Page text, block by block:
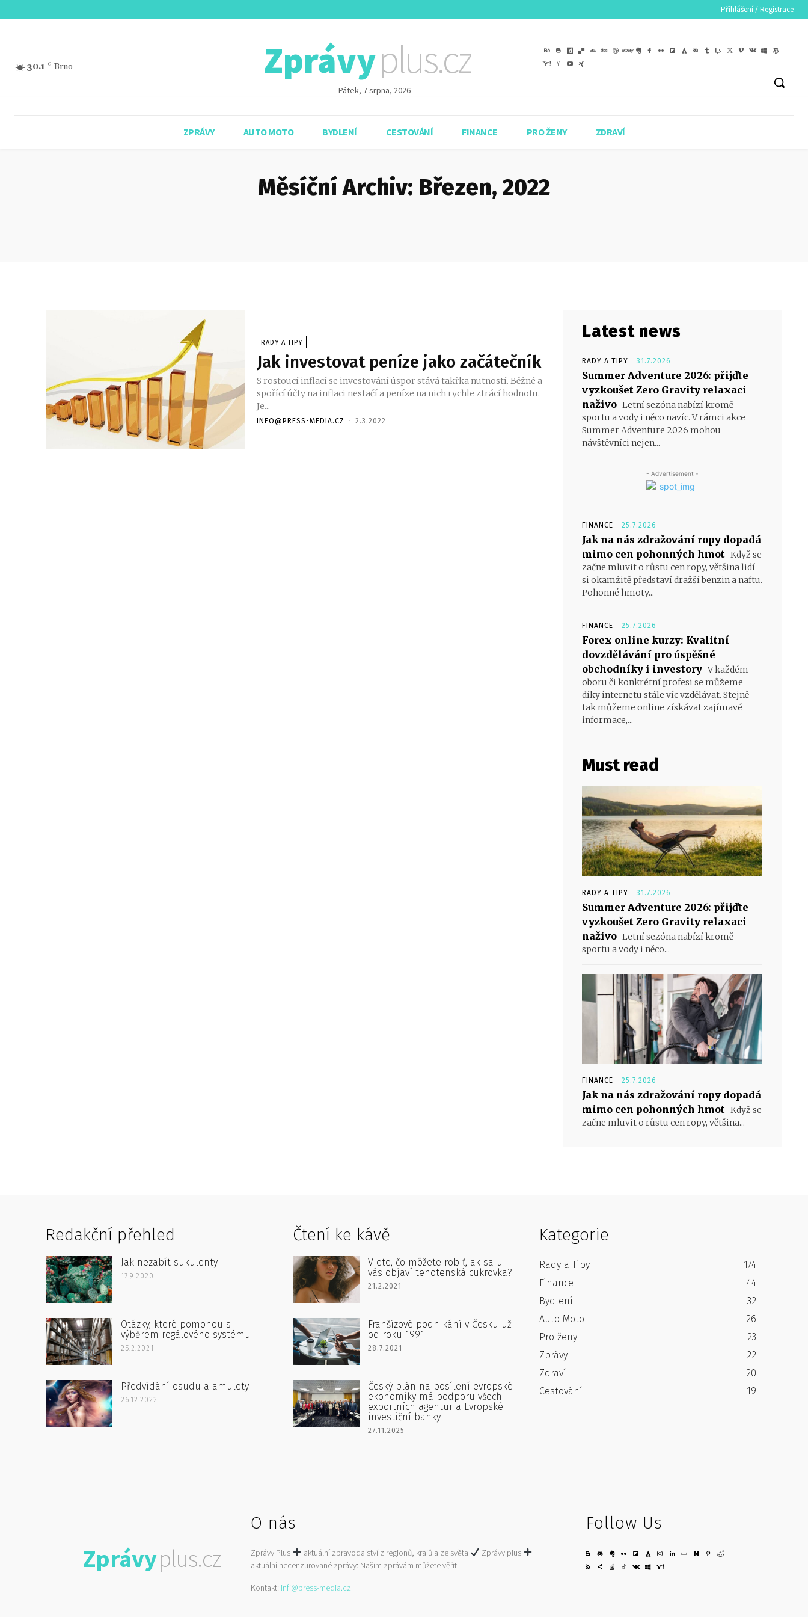
Přihlášení / Registrace
30.1 C Brno Zprávyplus.cz
Pátek, 7 srpna, 2026
ZPRÁVY AUTO MOTO BYDLENÍ CESTOVÁNÍ FINANCE PRO ŽENY ZDRAVÍ
Měsíční Archiv: Březen, 2022
RADY A TIPY
Jak investovat peníze jako začátečník
S rostoucí inflací se investování úspor stává takřka nutností. Běžné a
spořící účty na inflaci nestačí a peníze na nich rychle ztrácí hodnotu.
Je...
INFO@PRESS-MEDIA.CZ - 2.3.2022
Latest news
RADY A TIPY 31.7.2026
Summer Adventure 2026: přijďte
vyzkoušet Zero Gravity relaxaci
naživo Letní sezóna nabízí kromě
sportu a vody i něco navíc. V rámci akce
Summer Adventure 2026 mohou
návštěvníci nejen...
- Advertisement -
FINANCE 25.7.2026
Jak na nás zdražování ropy dopadá
mimo cen pohonných hmot Když se
začne mluvit o růstu cen ropy, většina lidí
si okamžitě představí dražší benzin a naftu.
Pohonné hmoty...
FINANCE 25.7.2026
Forex online kurzy: Kvalitní
dovzdělávání pro úspěšné
obchodníky i investory V každém
oboru či konkrétní profesi se můžeme
díky internetu stále víc vzdělávat. Stejně
tak můžeme online získávat zajímavé
informace,...
Must read
RADY A TIPY 31.7.2026
Summer Adventure 2026: přijďte
vyzkoušet Zero Gravity relaxaci
naživo Letní sezóna nabízí kromě
sportu a vody i něco...
FINANCE 25.7.2026
Jak na nás zdražování ropy dopadá
mimo cen pohonných hmot Když se
začne mluvit o růstu cen ropy, většina...
Redakční přehled
Jak nezabít sukulenty
17.9.2020
Otázky, které pomohou s
výběrem regálového systému
25.2.2021
Předvídání osudu a amulety
26.12.2022
Čtení ke kávě
Viete, čo môžete robiť, ak sa u
vás objaví tehotenská cukrovka?
21.2.2021
Franšízové podnikání v Česku už
od roku 1991
28.7.2021
Český plán na posílení evropské
ekonomiky má podporu všech
exportních agentur a Evropské
investiční banky
27.11.2025
Kategorie
Rady a Tipy
174
Finance
44
Bydlení
32
Auto Moto
26
Pro ženy
23
Zprávy
22
Zdraví
20
Cestování
19
Zprávyplus.cz
O nás
Zprávy Plus aktuální zpravodajství z regionů, krajů a ze světa
Zprávy plus
aktuální necenzurované zprávy: Našim zprávám můžete věřit.
Kontakt: infi@press-media.cz
Follow Us